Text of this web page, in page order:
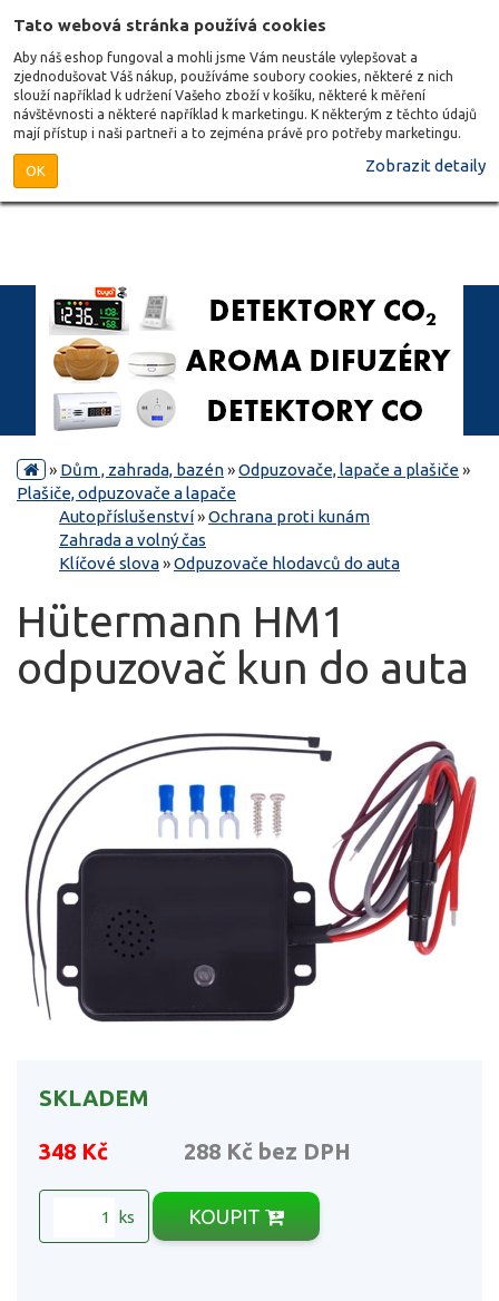
Tato webová stránka používá cookies
Aby náš eshop fungoval a mohli jsme Vám neustále vylepšovat a
zjednodušovat Váš nákup, používáme soubory cookies, některé z nich
slouží například k udržení Vašeho zboží v košíku, některé k měření
návštěvnosti a některé například k marketingu. K některým z těchto údajů
mají přístup i naši partneři a to zejména právě pro potřeby marketingu.
OK Zobrazit detaily
» Dům , zahrada, bazén»Odpuzovače, lapače a plašiče»
Plašiče, odpuzovače a lapače
Autopříslušenství»Ochrana proti kunám
Zahrada a volný čas
Klíčové slova»Odpuzovače hlodavců do auta
Hütermann HM1
odpuzovač kun do auta
SKLADEM
348 Kč 288 Kč bez DPH
ks KOUPIT